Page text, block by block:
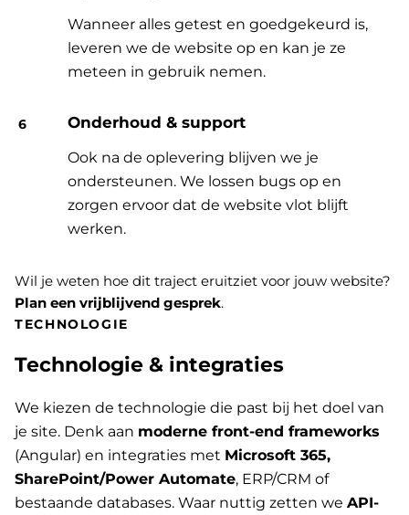
Wanneer alles getest en goedgekeurd is,
leveren we de website op en kan je ze
meteen in gebruik nemen.
Onderhoud & support
Ook na de oplevering blijven we je
ondersteunen. We lossen bugs op en
zorgen ervoor dat de website vlot blijft
werken.
Wil je weten hoe dit traject eruitziet voor jouw website?
Plan een vrijblijvend gesprek.
TECHNOLOGIE
Technologie & integraties
We kiezen de technologie die past bij het doel van
je site. Denk aan moderne front-end frameworks
(Angular) en integraties met Microsoft 365,
SharePoint/Power Automate, ERP/CRM of
bestaande databases. Waar nuttig zetten we API-